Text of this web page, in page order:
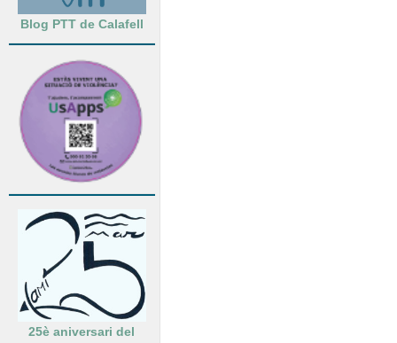
Blog PTT de Calafell
25è aniversari del